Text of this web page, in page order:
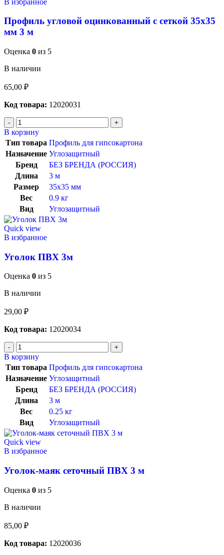
Профиль угловой оцинкованный с сеткой 35х35
мм 3 м
Оценка 0 из 5
В наличии
65,00 ₽
Код товара: 12020031
В корзину
Тип товара Профиль для гипсокартона
Назначение Углозащитный
Бренд
БЕЗ БРЕНДА (РОССИЯ)
Длина
3 м
Размер
35х35 мм
Вес
0.9 кг
Вид
Углозащитный
Quick view
В избранное
Уголок ПВХ 3м
Оценка 0 из 5
В наличии
29,00 ₽
Код товара: 12020034
В корзину
Тип товара Профиль для гипсокартона
Назначение Углозащитный
Бренд
БЕЗ БРЕНДА (РОССИЯ)
Длина
3 м
Вес
0.25 кг
Вид
Углозащитный
Quick view
В избранное
Уголок-маяк сеточный ПВХ 3 м
Оценка 0 из 5
В наличии
85,00 ₽
Код товара: 12020036